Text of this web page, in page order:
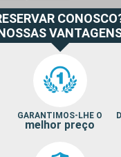
GARANTIMOS-LHE O
melhor preço